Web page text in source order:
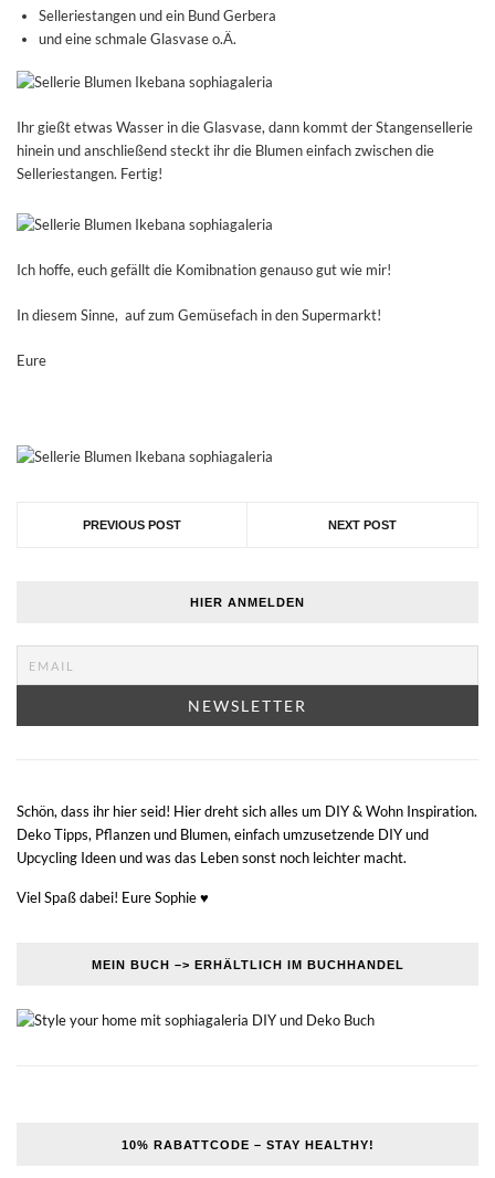
Selleriestangen und ein Bund Gerbera
und eine schmale Glasvase o.Ä.
Ihr gießt etwas Wasser in die Glasvase, dann kommt der Stangensellerie
hinein und anschließend steckt ihr die Blumen einfach zwischen die
Selleriestangen. Fertig!
Ich hoffe, euch gefällt die Komibnation genauso gut wie mir!
In diesem Sinne, auf zum Gemüsefach in den Supermarkt!
Eure
PREVIOUS POST NEXT POST
HIER ANMELDEN
Schön, dass ihr hier seid! Hier dreht sich alles um DIY & Wohn Inspiration.
Deko Tipps, Pflanzen und Blumen, einfach umzusetzende DIY und
Upcycling Ideen und was das Leben sonst noch leichter macht.
Viel Spaß dabei! Eure Sophie ♥
MEIN BUCH –> ERHÄLTLICH IM BUCHHANDEL
10% RABATTCODE – STAY HEALTHY!